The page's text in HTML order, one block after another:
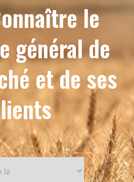
le
général de
et de ses